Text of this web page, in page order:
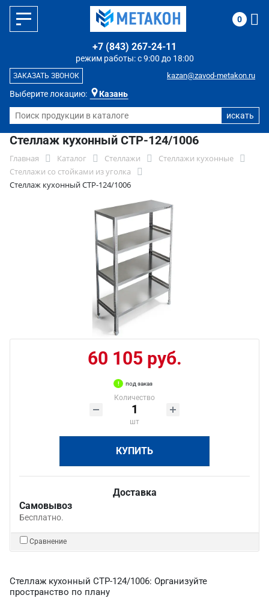
Выберите локацию: Казань
режим работы: с 9:00 до 18:00
+7 (843) 267-24-11
kazan@zavod-metakon.ru
ЗАКАЗАТЬ ЗВОНОК
0
Стеллаж кухонный СТР-124/1006
Главная Каталог Стеллажи
Стеллажи кухонные
Стеллажи со стойками из уголка
Стеллаж кухонный СТР-124/1006
60 105 руб.
под заказ
Количество
шт
КУПИТЬ
Доставка
Самовывоз
Бесплатно.
Сравнение
Стеллаж кухонный СТР-124/1006: Организуйте
пространство по плану